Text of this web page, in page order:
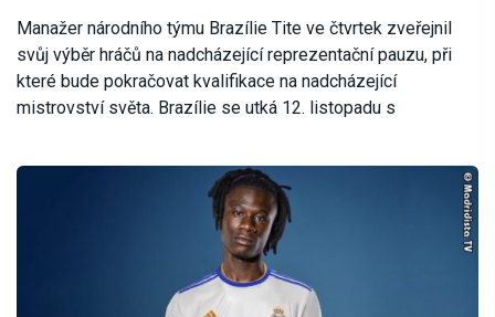
Manažer národního týmu Brazílie Tite ve čtvrtek zveřejnil
svůj výběr hráčů na nadcházející reprezentační pauzu, při
které bude pokračovat kvalifikace na nadcházející
mistrovství světa. Brazílie se utká 12. listopadu s